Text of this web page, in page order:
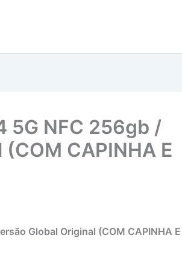
5G NFC 256gb /
CAPINHA E
Global Original (COM CAPINHA E